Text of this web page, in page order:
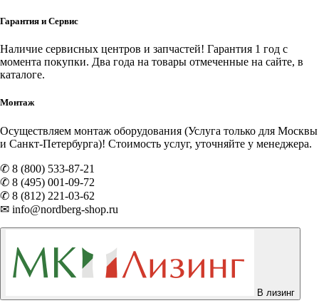
Гарантия и Сервис
Наличие сервисных центров и запчастей! Гарантия 1 год с
момента покупки. Два года на товары отмеченные на сайте, в
каталоге.
Монтаж
Осуществляем монтаж оборудования (Услуга только для Москвы
и Санкт-Петербурга)! Стоимость услуг, уточняйте у менеджера.
✆ 8 (800) 533-87-21
✆ 8 (495) 001-09-72
✆ 8 (812) 221-03-62
✉ info@nordberg-shop.ru
В лизинг